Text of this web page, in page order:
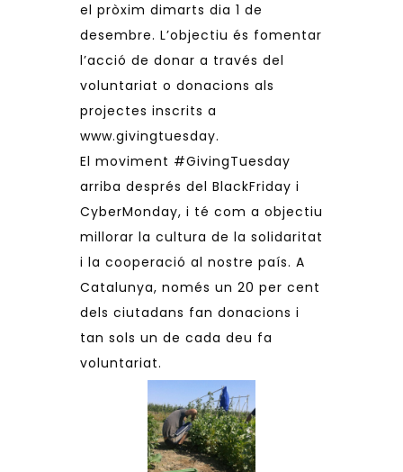
el pròxim dimarts dia 1 de
desembre. L’objectiu és fomentar
l’acció de donar a través del
voluntariat o donacions als
projectes inscrits a
www.givingtuesday.
El moviment #GivingTuesday
arriba després del BlackFriday i
CyberMonday, i té com a objectiu
millorar la cultura de la solidaritat
i la cooperació al nostre país. A
Catalunya, només un 20 per cent
dels ciutadans fan donacions i
tan sols un de cada deu fa
voluntariat.